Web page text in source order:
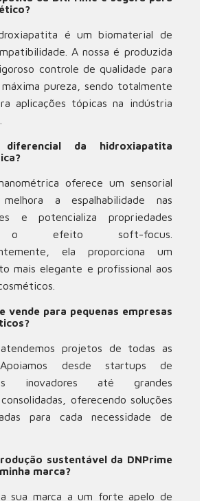
é um biomaterial de
A nossa é produzida
controle de qualidade para
pureza, sendo totalmente
aplicações tópicas na indústria
da hidroxiapatita
oferece um sensorial
a espalhabilidade nas
e potencializa propriedades
o efeito soft-focus.
ela proporciona um
mais elegante e profissional aos
vende para pequenas empresas
projetos de todas as
desde startups de
inovadores até grandes
oferecendo soluções
para cada necessidade de
sustentável da DNPrime
marca?
sua marca a um forte apelo de